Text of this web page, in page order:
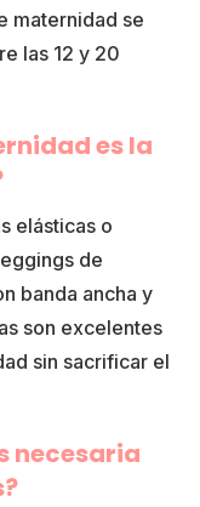
maternidad se
las 12 y 20
es la
elásticas o
de
banda ancha y
son excelentes
sin sacrificar el
necesaria